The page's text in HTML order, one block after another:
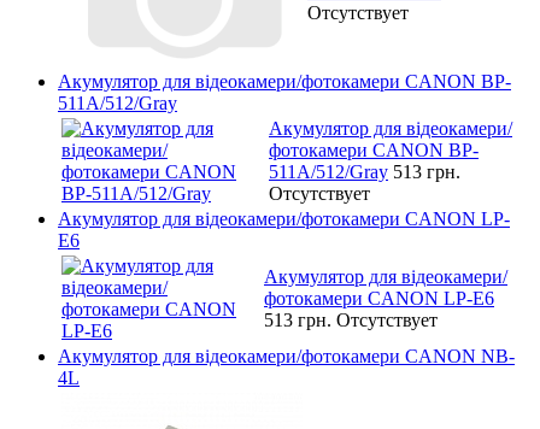
Отсутствует
Акумулятор для відеокамери/фотокамери CANON BP-
511A/512/Gray
Акумулятор для відеокамери/
фотокамери CANON BP-
511A/512/Gray 513 грн.
Отсутствует
Акумулятор для відеокамери/фотокамери CANON LP-
E6
Акумулятор для відеокамери/
фотокамери CANON LP-E6
513 грн. Отсутствует
Акумулятор для відеокамери/фотокамери CANON NB-
4L